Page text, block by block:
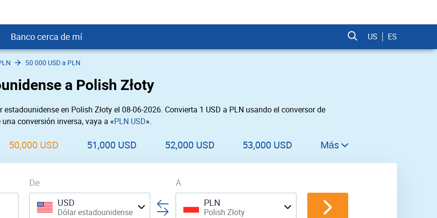
crediticio
Banco cerca de mí
de Mí
Cerca de Mí
de Mí
Cerca de Mí
US ES
50 000 USD a PLN
a Polish Złoty
en Polish Złoty el 08-06-2026. Convierta 1 USD a PLN usando el conversor de
conversión inversa, vaya a «PLN USD».
50,000 USD 51,000 USD 52,000 USD 53,000 USD
55,000 USD
56,000 USD
57,000 USD
Más
De
USD
Dólar estadounidense
A
PLN
Polish Złoty